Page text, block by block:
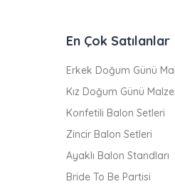
En Çok Satılanlar
Erkek Doğum Günü
Kız Doğum Günü
Konfetili Balon Setleri
Zincir Balon Setleri
Ayaklı Balon Standları
Bride To Be Partisi